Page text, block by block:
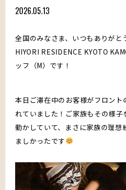
2026.05.13
全国のみなさま、いつもありがと
HIYORI RESIDENCE KYOTO
ッフ（M）です！
本日ご滞在中のお客様がフロント
れていました！ご家族もその様
動かしていて、まさに家族の理
ましかったです